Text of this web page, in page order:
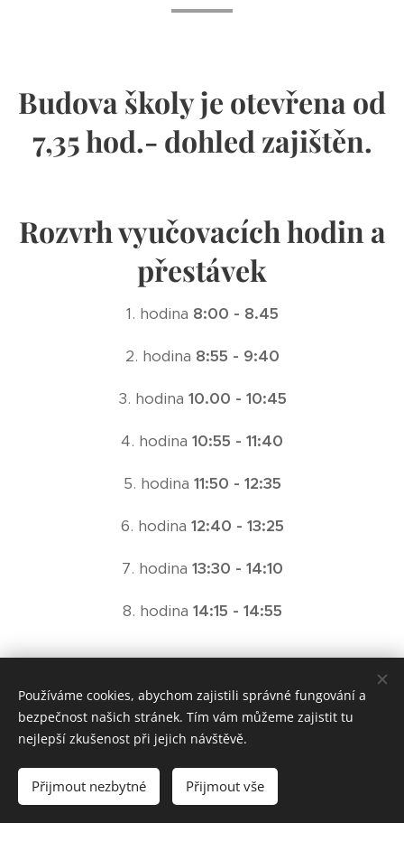
Budova školy je otevřena od
7,35 hod.- dohled zajištěn.
Rozvrh vyučovacích hodin a
přestávek
1. hodina 8:00 - 8.45
2. hodina 8:55 - 9:40
3. hodina 10.00 - 10:45
4. hodina 10:55 - 11:40
5. hodina 11:50 - 12:35
6. hodina 12:40 - 13:25
7. hodina 13:30 - 14:10
8. hodina 14:15 - 14:55
Provoz družiny
11,40 - 15,30 hod.
Používáme cookies, abychom zajistili správné fungování a
bezpečnost našich stránek. Tím vám můžeme zajistit tu
nejlepší zkušenost při jejich návštěvě.
Přijmout nezbytné Přijmout vše